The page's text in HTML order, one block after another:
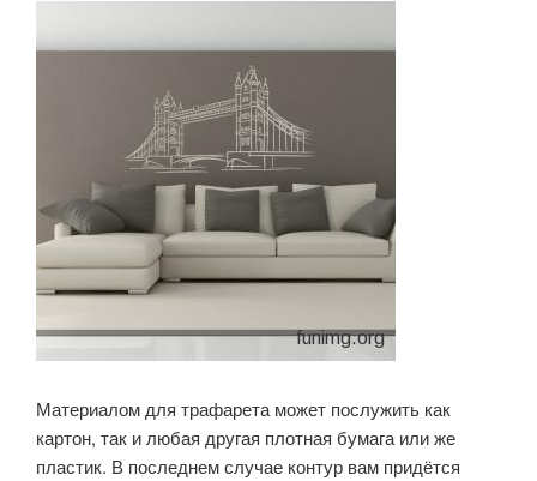
Материалом для трафарета может послужить как
картон, так и любая другая плотная бумага или же
пластик. В последнем случае контур вам придётся